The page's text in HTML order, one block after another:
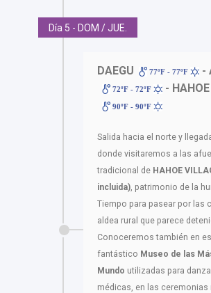
Día 5 - DOM / JUE.
DAEGU 77ºF - 77ºF -
72ºF - 72ºF -
90ºF - 90ºF
Salida hacia el norte y
donde visitaremos a las
tradicional de HAHOE
incluida) , patrimonio de la
Tiempo para pasear por las
aldea rural que parece
Conoceremos también en
fantástico Museo de las
Mundo utilizadas para
médicas, en las ceremonias